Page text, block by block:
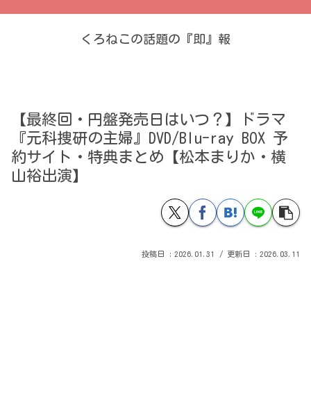
くろねこの話題の『即』報
【最終回・円盤発売日はいつ？】ドラマ
『元科捜研の主婦』DVD/Blu-ray BOX 予
約サイト・特典まとめ【松本まりか・横
山裕出演】
2026.01.31 2026.03.11